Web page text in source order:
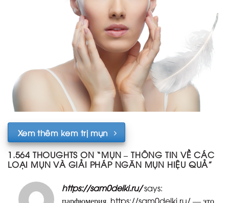
Xem thêm kem trị mụn
1.564 THOUGHTS ON “MỤN – THÔNG TIN VỀ CÁC
LOẠI MỤN VÀ GIẢI PHÁP NGĂN MỤN HIỆU QUẢ”
https://sam0delki.ru/says:
парфюмерия, https://sam0delki.ru/— это